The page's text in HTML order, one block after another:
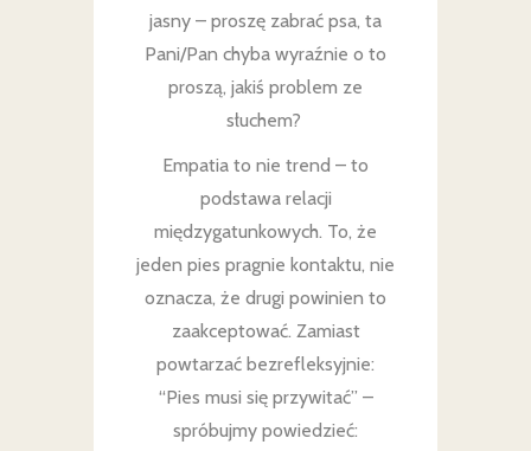
jasny – proszę zabrać psa, ta
Pani/Pan chyba wyraźnie o to
proszą, jakiś problem ze
słuchem?
Empatia to nie trend – to
podstawa relacji
międzygatunkowych. To, że
jeden pies pragnie kontaktu, nie
oznacza, że drugi powinien to
zaakceptować. Zamiast
powtarzać bezrefleksyjnie:
“Pies musi się przywitać” –
spróbujmy powiedzieć: